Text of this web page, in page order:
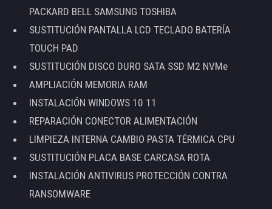
PACKARD BELL SAMSUNG TOSHIBA
SUSTITUCIÓN PANTALLA LCD TECLADO BATERÍA
TOUCH PAD
SUSTITUCIÓN DISCO DURO SATA SSD M2 NVMe
AMPLIACIÓN MEMORIA RAM
INSTALACIÓN WINDOWS 10 11
REPARACIÓN CONECTOR ALIMENTACIÓN
LIMPIEZA INTERNA CAMBIO PASTA TÉRMICA CPU
SUSTITUCIÓN PLACA BASE CARCASA ROTA
INSTALACIÓN ANTIVIRUS PROTECCIÓN CONTRA
RANSOMWARE